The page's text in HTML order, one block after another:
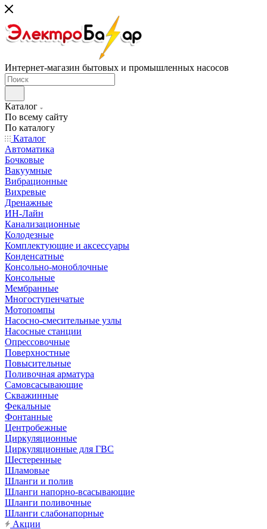
Интернет-магазин бытовых и промышленных насосов
Каталог
По всему сайту
По каталогу
Каталог
Автоматика
Бочковые
Вакуумные
Вибрационные
Вихревые
Дренажные
ИН-Лайн
Канализационные
Колодезные
Комплектующие и аксессуары
Конденсатные
Консольно-моноблочные
Консольные
Мембранные
Многоступенчатые
Мотопомпы
Насосно-смесительные узлы
Насосные станции
Опрессовочные
Поверхностные
Повысительные
Поливочная арматура
Самовсасывающие
Скважинные
Фекальные
Фонтанные
Центробежные
Циркуляционные
Циркуляционные для ГВС
Шестеренные
Шламовые
Шланги и полив
Шланги напорно-всасывающие
Шланги поливочные
Шланги слабонапорные
Акции